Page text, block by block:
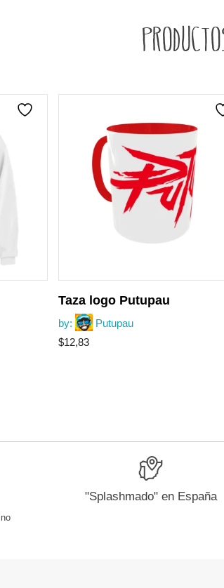
Taza logo Putupau
by:
Putupau
$12,83
"Splashmado" en España